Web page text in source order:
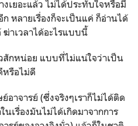
เยอะแล้ว ไม่ได้ประทับใจหรือมี
หลายเรื่องก็จะเป็นแค่ ก็อ่านได้
าเวลาได้อะไรแบบนี้
สักหน่อย แบบที่ไม่แน่ใจว่าเป็น
หรือไม่ดี
อาจารย์ (ซึ่งจริงๆเราก็ไม่ได้ติด
นเรื่องมันไม่ได้เกิดมาจากการ